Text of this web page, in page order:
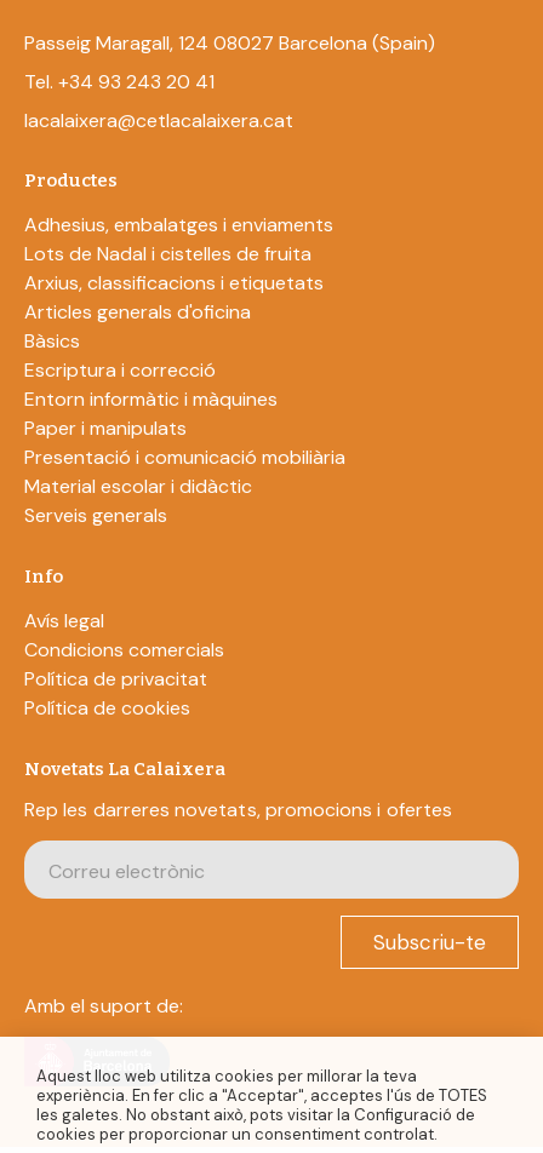
Passeig Maragall, 124 08027 Barcelona (Spain)
Tel. +34 93 243 20 41
lacalaixera@cetlacalaixera.cat
Productes
Adhesius, embalatges i enviaments
Lots de Nadal i cistelles de fruita
Arxius, classificacions i etiquetats
Articles generals d'oficina
Bàsics
Escriptura i correcció
Entorn informàtic i màquines
Paper i manipulats
Presentació i comunicació mobiliària
Material escolar i didàctic
Serveis generals
Info
Avís legal
Condicions comercials
Política de privacitat
Política de cookies
Novetats La Calaixera
Rep les darreres novetats, promocions i ofertes
Subscriu-te
Amb el suport de:
Aquest lloc web utilitza cookies per millorar la teva
experiència. En fer clic a "Acceptar", acceptes l'ús de TOTES
les galetes. No obstant això, pots visitar la Configuració de
cookies per proporcionar un consentiment controlat.